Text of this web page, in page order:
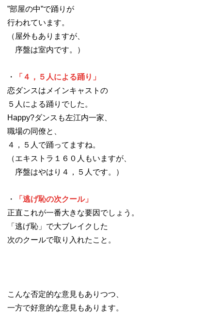
”部屋の中”で踊りが
行われています。
（屋外もありますが、
序盤は室内です。）
・
「４，５人による踊り」
恋ダンスはメインキャストの
５人による踊りでした。
Happy?ダンスも左江内一家、
職場の同僚と、
４，５人で踊ってますね。
（エキストラ１６０人もいますが、
序盤はやはり４，５人です。）
・
「逃げ恥の次クール」
正直これが一番大きな要因でしょう。
「逃げ恥」で大ブレイクした
次のクールで取り入れたこと。
こんな否定的な意見もありつつ、
一方で好意的な意見もあります。